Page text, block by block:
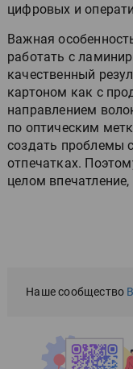
цифровых и
Важная
работать с
качественный
картоном как с
направлением
по оптическим
создать проблемы
отпечатках.
целом
Наше сообщество